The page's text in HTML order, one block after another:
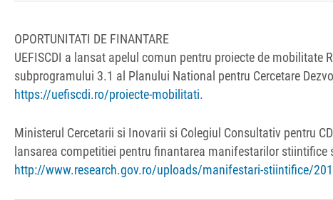
OPORTUNITATI DE FINANTARE
UEFISCDI a lansat apelul comun pentru proiecte de mobilitate
subprogramului 3.1 al Planului National pentru Cercetare
https://uefiscdi.ro/proiecte-mobilitati.
Ministerul Cercetarii si Inovarii si Colegiul Consultativ pentru
lansarea competitiei pentru finantarea manifestarilor
http://www.research.gov.ro/uploads/manifestari-stiintifice/